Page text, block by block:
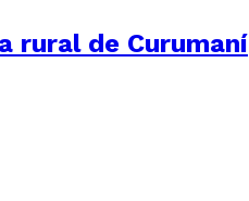
rural de Curumaní